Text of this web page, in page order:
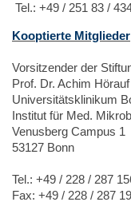
Tel.: +49 / 251 83 /
Kooptierte Mitglieder
Vorsitzender der
Prof. Dr. Achim Hörauf
Universitätsklinikum
Institut für Med.
Venusberg Campus 1
53127 Bonn
Tel.: +49 / 228 / 287
Fax: +49 / 228 / 287